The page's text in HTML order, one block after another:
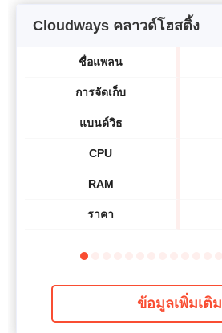
Cloudways คลาวด์โฮสติ้ง
ชื่อแพลน
การจัดเก็บ
แบนด์วิธ​
CPU
RAM
ราคา
ข้อมูลเพิ่มเติม